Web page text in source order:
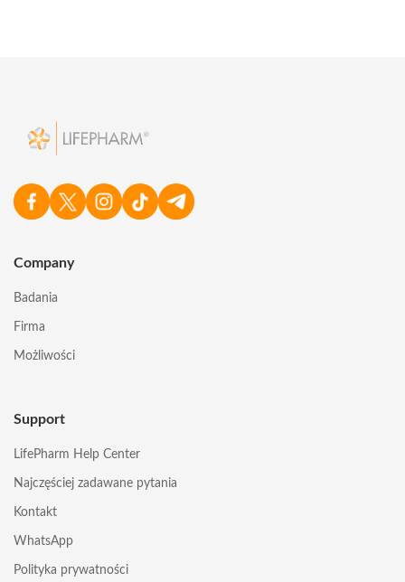
Company
Badania
Firma
Możliwości
Support
LifePharm Help Center
Najczęściej zadawane pytania
Kontakt
WhatsApp
Polityka prywatności